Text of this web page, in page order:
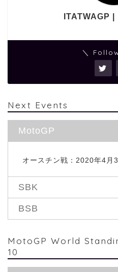
ITATWAGP |
＼
Next Events
MotoGP
オースチン戦：2020年4月
SBK
BSB
MotoGP World
10